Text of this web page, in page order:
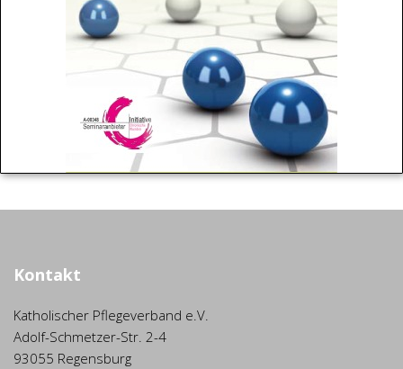
Kontakt
Katholischer Pflegeverband e.V.
Adolf-Schmetzer-Str. 2-4
93055 Regensburg